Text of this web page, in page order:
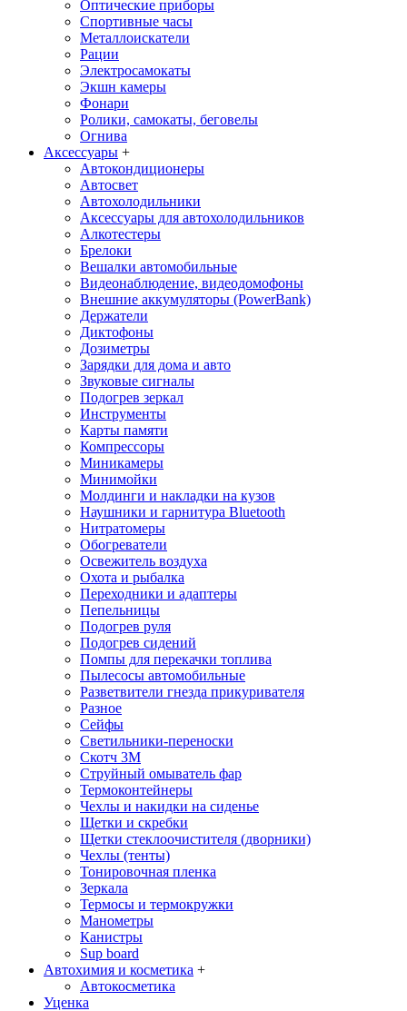
Оптические приборы
Спортивные часы
Металлоискатели
Рации
Электросамокаты
Экшн камеры
Фонари
Ролики, самокаты, беговелы
Огнива
Аксессуары +
Автокондиционеры
Aвтосвет
Автохолодильники
Аксессуары для автохолодильников
Алкотестеры
Брелоки
Вешалки автомобильные
Видеонаблюдение, видеодомофоны
Внешние аккумуляторы (PowerBank)
Держатели
Диктофоны
Дозиметры
Зарядки для дома и авто
Звуковые сигналы
Подогрев зеркал
Инструменты
Карты памяти
Компрессоры
Миникамеры
Минимойки
Молдинги и накладки на кузов
Наушники и гарнитура Bluetooth
Нитратомеры
Обогреватели
Освежитель воздуха
Охота и рыбалка
Переходники и адаптеры
Пепельницы
Подогрев руля
Подогрев сидений
Помпы для перекачки топлива
Пылесосы автомобильные
Разветвители гнезда прикуривателя
Разное
Сейфы
Светильники-переноски
Скотч 3М
Струйный омыватель фар
Термоконтейнеры
Чехлы и накидки на сиденье
Щетки и скребки
Щетки стеклоочистителя (дворники)
Чехлы (тенты)
Тонировочная пленка
Зеркалa
Термосы и термокружки
Манометры
Канистры
Sup board
Автохимия и косметика +
Автокосметика
Уценка